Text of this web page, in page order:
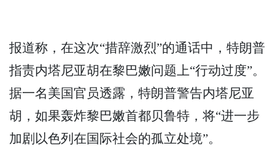
报道称，在这次“措辞激烈”的通话中，特朗普
指责内塔尼亚胡在黎巴嫩问题上“行动过度”。
据一名美国官员透露，特朗普警告内塔尼亚
胡，如果轰炸黎巴嫩首都贝鲁特，将“进一步
加剧以色列在国际社会的孤立处境”。